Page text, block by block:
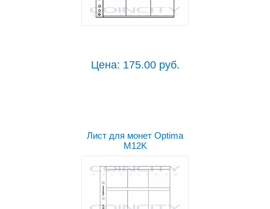
Цена: 175.00 руб.
Лист для монет Optima
M12K